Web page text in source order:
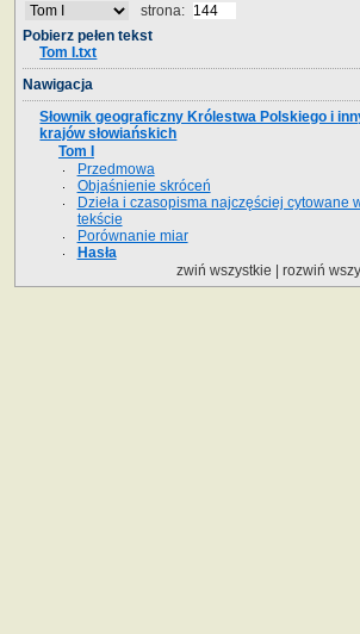
strona:
Pobierz pełen tekst
Tom I.txt
Nawigacja
Słownik geograficzny Królestwa Polskiego i
krajów słowiańskich
Tom I
Przedmowa
Objaśnienie skróceń
Dzieła i czasopisma najczęściej cytowane
tekście
Porównanie miar
Hasła
zwiń wszystkie |rozwiń